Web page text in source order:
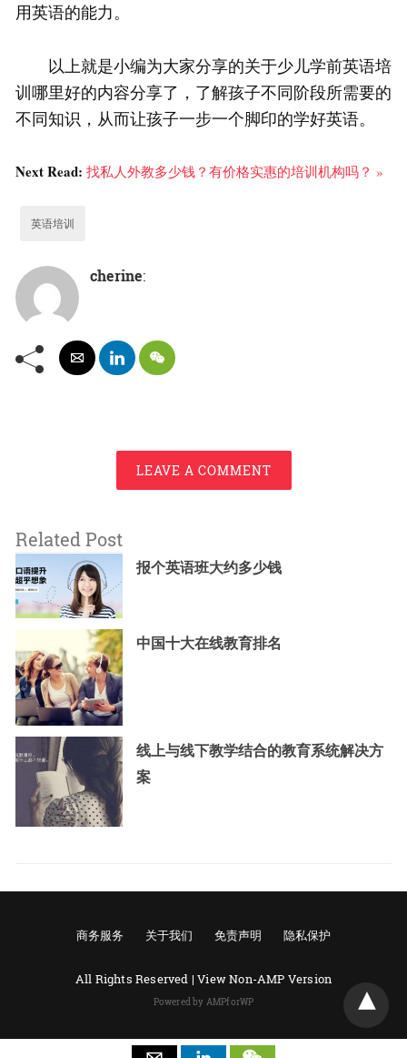
用英语的能力。
以上就是小编为大家分享的关于少儿学前英语培
训哪里好的内容分享了，了解孩子不同阶段所需要的
不同知识，从而让孩子一步一个脚印的学好英语。
Next Read: 找私人外教多少钱？有价格实惠的培训机构吗？ »
英语培训
cherine:
LEAVE A COMMENT
Related Post
报个英语班大约多少钱
中国十大在线教育排名
线上与线下教学结合的教育系统解决方
案
商务服务 关于我们 免责声明 隐私保护
All Rights Reserved |View Non-AMP Version
Powered by AMPforWP